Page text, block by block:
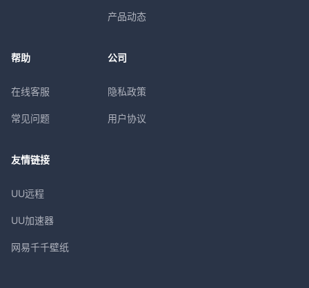
产品动态
帮助
在线客服
常见问题
公司
隐私政策
用户协议
友情链接
UU远程
UU加速器
网易千千壁纸